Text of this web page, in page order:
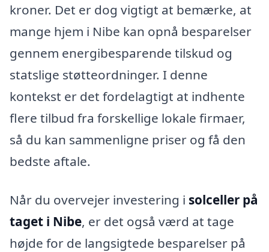
kroner. Det er dog vigtigt at bemærke, at
mange hjem i Nibe kan opnå besparelser
gennem energibesparende tilskud og
statslige støtteordninger. I denne
kontekst er det fordelagtigt at indhente
flere tilbud fra forskellige lokale firmaer,
så du kan sammenligne priser og få den
bedste aftale.
Når du overvejer investering i solceller på
taget i Nibe, er det også værd at tage
højde for de langsigtede besparelser på